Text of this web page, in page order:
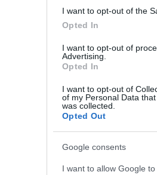
I want to opt-out of the
Opted In
I want to opt-out of
Advertising.
Opted In
I want to opt-out of
of my Personal Data
was collected.
Opted Out
Google consents
I want to allow Google